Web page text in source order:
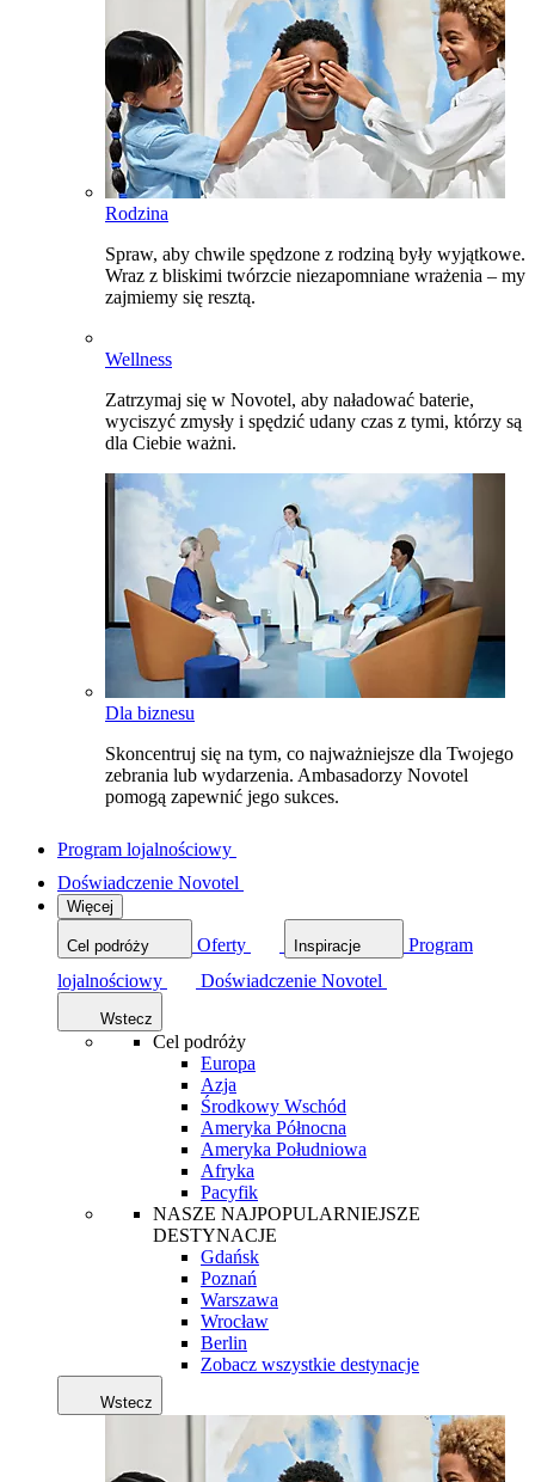
Rodzina
Spraw, aby chwile spędzone z rodziną były wyjątkowe.
Wraz z bliskimi twórzcie niezapomniane wrażenia – my
zajmiemy się resztą.
Wellness
Zatrzymaj się w Novotel, aby naładować baterie,
wyciszyć zmysły i spędzić udany czas z tymi, którzy są
dla Ciebie ważni.
Dla biznesu
Skoncentruj się na tym, co najważniejsze dla Twojego
zebrania lub wydarzenia. Ambasadorzy Novotel
pomogą zapewnić jego sukces.
Program lojalnościowy
Doświadczenie Novotel
Więcej
Cel podróży Oferty Inspiracje
Program
lojalnościowy
Doświadczenie Novotel
Wstecz
Cel podróży
Europa
Azja
Środkowy Wschód
Ameryka Północna
Ameryka Południowa
Afryka
Pacyfik
NASZE NAJPOPULARNIEJSZE
DESTYNACJE
Gdańsk
Poznań
Warszawa
Wrocław
Berlin
Zobacz wszystkie destynacje
Wstecz